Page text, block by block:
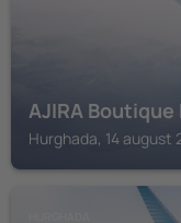
AJIRA
Hurghada, 14 august